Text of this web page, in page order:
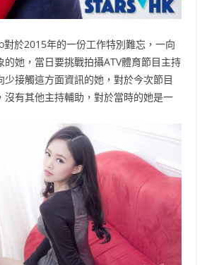
對於2015年的一份工作特別難忘，一向
的她，當日要挑戰拍攝ATV體育節目主持
少接觸這方面資訊的她，對於今次節目
沒有其他主持輔助，對於當時的她是一